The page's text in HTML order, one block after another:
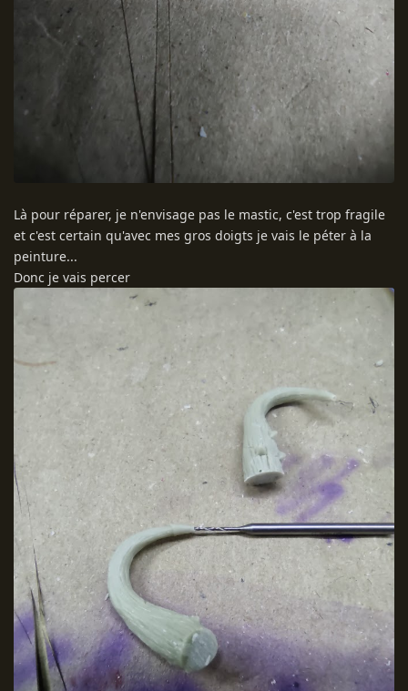
Là pour réparer, je n'envisage pas le mastic, c'est trop fragile
et c'est certain qu'avec mes gros doigts je vais le péter à la
peinture...
Donc je vais percer